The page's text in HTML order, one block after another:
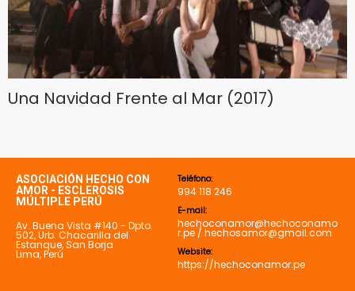
Una Navidad Frente al Mar (2017)
ASOCIACIÓN HECHO CON
AMOR - ESCLEROSIS
MÚLTIPLE PERÚ
Av. Buena Vista #140 - Dpto.
502, Urb. Chacarilla del
Estanque, San Borja
Lima, Perú
Teléfono:
994 118 246
E-mail:
hechoconamor@hechoconamo
r.pe / hechosamor@gmail.com
Website:
https://hechoconamor.pe